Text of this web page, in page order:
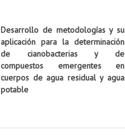
Desarrollo de metodologías y su
aplicación para la determinación
de cianobacterias y de
compuestos emergentes en
cuerpos de agua residual y agua
potable